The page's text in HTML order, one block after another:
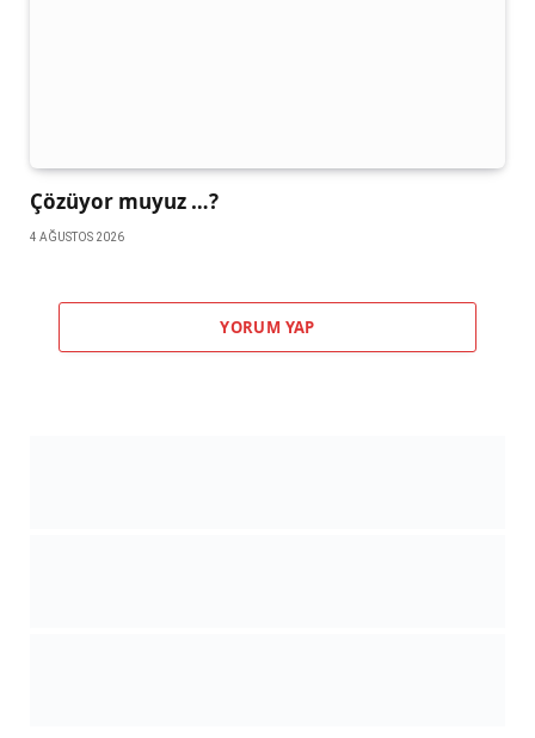
Çözüyor muyuz …?
4 AĞUSTOS 2026
YORUM YAP